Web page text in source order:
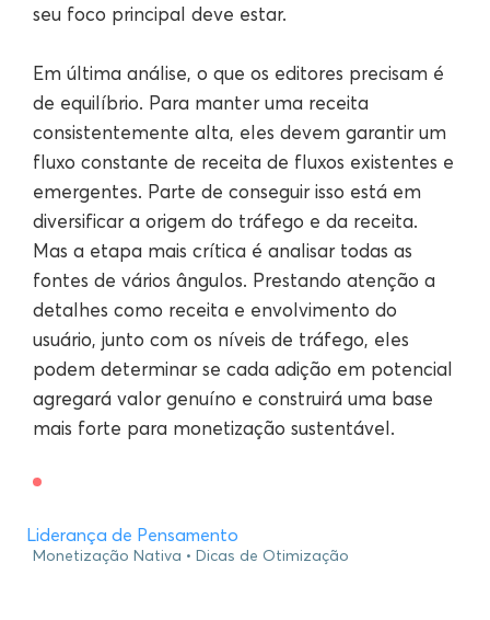
seu foco principal deve estar.
Em última análise, o que os editores precisam é
de equilíbrio. Para manter uma receita
consistentemente alta, eles devem garantir um
fluxo constante de receita de fluxos existentes e
emergentes. Parte de conseguir isso está em
diversificar a origem do tráfego e da receita.
Mas a etapa mais crítica é analisar todas as
fontes de vários ângulos. Prestando atenção a
detalhes como receita e envolvimento do
usuário, junto com os níveis de tráfego, eles
podem determinar se cada adição em potencial
agregará valor genuíno e construirá uma base
mais forte para monetização sustentável.
Liderança de Pensamento
Monetização Nativa Dicas de Otimização